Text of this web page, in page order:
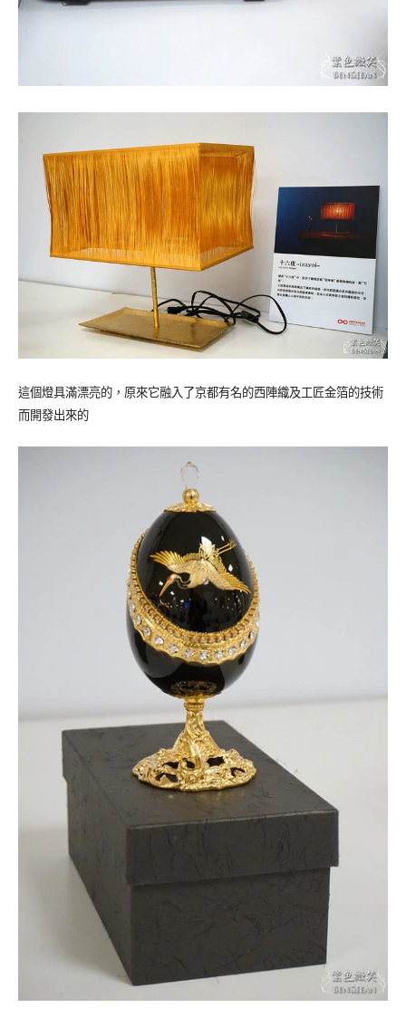
這個燈具滿漂亮的，原來它融入了京都有名的西陣織及工匠金箔的技術
而開發出來的